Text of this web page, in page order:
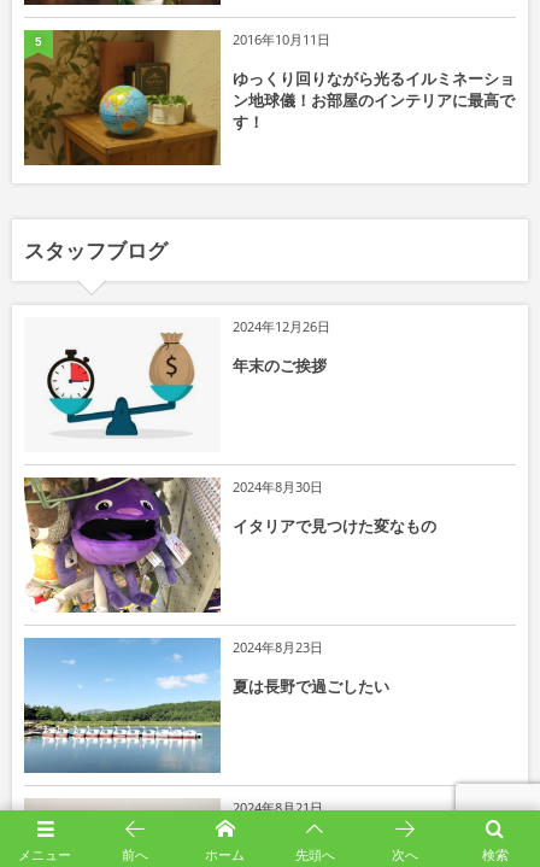
2016年10月11日
ゆっくり回りながら光るイルミネーショ
ン地球儀！お部屋のインテリアに最高で
す！
5
スタッフブログ
2024年12月26日
年末のご挨拶
2024年8月30日
イタリアで見つけた変なもの
2024年8月23日
夏は長野で過ごしたい
2024年8月21日
おいしいおにぎりの作り方
メニュー 検索
前へ ホーム 先頭へ 次へ